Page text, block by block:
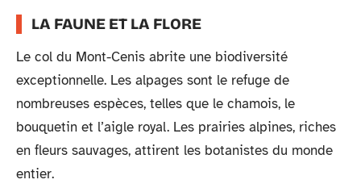
LA FAUNE ET LA FLORE
Le col du Mont-Cenis abrite une biodiversité
exceptionnelle. Les alpages sont le refuge de
nombreuses espèces, telles que le chamois, le
bouquetin et l’aigle royal. Les prairies alpines, riches
en fleurs sauvages, attirent les botanistes du monde
entier.